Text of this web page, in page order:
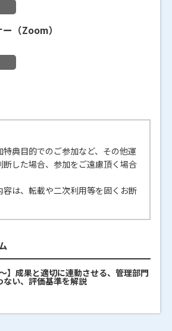
（Zoom）
典目的でのご参加など、その他運
断した場合、参加をご遠慮頂く場合
は、転載や二次利用等を固くお断
】成果と適切に連動させる、管理部門
ない、評価基準を解説